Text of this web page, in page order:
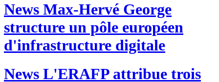
News Max-Hervé George
structure un pôle européen
d'infrastructure digitale
News L'ERAFP attribue trois